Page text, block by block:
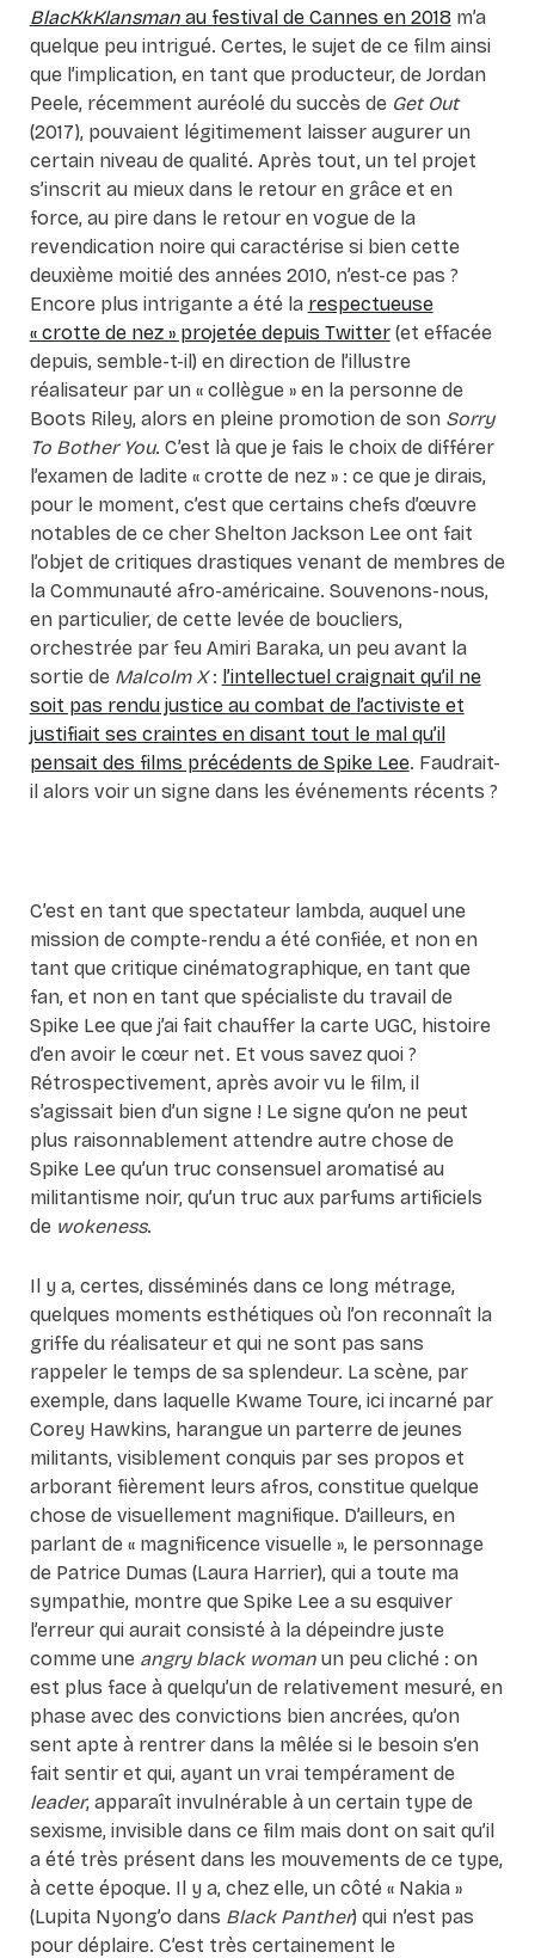
BlacKkKlansmanau festival de Cannes en 2018 m’a
quelque peu intrigué. Certes, le sujet de ce film ainsi
que l’implication, en tant que producteur, de Jordan
Peele, récemment auréolé du succès de Get Out
(2017), pouvaient légitimement laisser augurer un
certain niveau de qualité. Après tout, un tel projet
s’inscrit au mieux dans le retour en grâce et en
force, au pire dans le retour en vogue de la
revendication noire qui caractérise si bien cette
deuxième moitié des années 2010, n’est-ce pas ?
Encore plus intrigante a été la respectueuse
« crotte de nez » projetée depuis Twitter(et effacée
depuis, semble-t-il) en direction de l’illustre
réalisateur par un « collègue » en la personne de
Boots Riley, alors en pleine promotion de son Sorry
To Bother You. C’est là que je fais le choix de différer
l’examen de ladite « crotte de nez » : ce que je dirais,
pour le moment, c’est que certains chefs d’œuvre
notables de ce cher Shelton Jackson Lee ont fait
l’objet de critiques drastiques venant de membres de
la Communauté afro-américaine. Souvenons-nous,
en particulier, de cette levée de boucliers,
orchestrée par feu Amiri Baraka, un peu avant la
sortie de Malcolm X: l’intellectuel craignait qu’il ne
soit pas rendu justice au combat de l’activiste et
justifiait ses craintes en disant tout le mal qu’il
pensait des films précédents de Spike Lee. Faudrait-
il alors voir un signe dans les événements récents ?
C’est en tant que spectateur lambda, auquel une
mission de compte-rendu a été confiée, et non en
tant que critique cinématographique, en tant que
fan, et non en tant que spécialiste du travail de
Spike Lee que j’ai fait chauffer la carte UGC, histoire
d’en avoir le cœur net. Et vous savez quoi ?
Rétrospectivement, après avoir vu le film, il
s’agissait bien d’un signe ! Le signe qu’on ne peut
plus raisonnablement attendre autre chose de
Spike Lee qu’un truc consensuel aromatisé au
militantisme noir, qu’un truc aux parfums artificiels
de wokeness.
Il y a, certes, disséminés dans ce long métrage,
quelques moments esthétiques où l’on reconnaît la
griffe du réalisateur et qui ne sont pas sans
rappeler le temps de sa splendeur. La scène, par
exemple, dans laquelle Kwame Toure, ici incarné par
Corey Hawkins, harangue un parterre de jeunes
militants, visiblement conquis par ses propos et
arborant fièrement leurs afros, constitue quelque
chose de visuellement magnifique. D’ailleurs, en
parlant de « magnificence visuelle », le personnage
de Patrice Dumas (Laura Harrier), qui a toute ma
sympathie, montre que Spike Lee a su esquiver
l’erreur qui aurait consisté à la dépeindre juste
comme une angry black womanun peu cliché : on
est plus face à quelqu’un de relativement mesuré, en
phase avec des convictions bien ancrées, qu’on
sent apte à rentrer dans la mêlée si le besoin s’en
fait sentir et qui, ayant un vrai tempérament de
leader, apparaît invulnérable à un certain type de
sexisme, invisible dans ce film mais dont on sait qu’il
a été très présent dans les mouvements de ce type,
à cette époque. Il y a, chez elle, un côté « Nakia »
(Lupita Nyong’o dans Black Panther) qui n’est pas
pour déplaire. C’est très certainement le